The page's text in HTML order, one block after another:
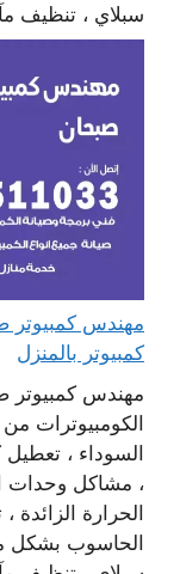
سبلاي ، تنظيف
كمبيوتر بالمنزل
مهندس كمبيوتر
الكومبيوترات
السوداء ،
، مشاكل وحدات
الحرارة الزائدة
الحاسوب بشكل